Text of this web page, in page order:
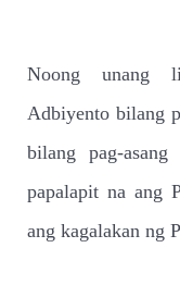
Noong unang
Adbiyento bilang
bilang pag-
papalapit na ang
ang kagalakan ng